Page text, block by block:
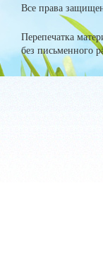
Все права
Перепечатка
без письменного